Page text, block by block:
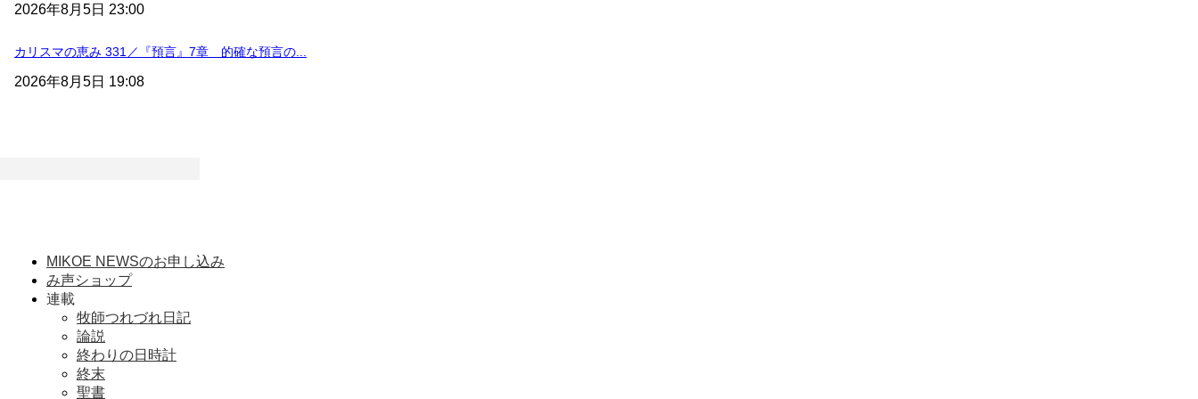
2026年8月5日 23:00
カリスマの恵み 331／『預言』7章 的確な預言の...
2026年8月5日 19:08
MIKOE NEWSのお申し込み
み声ショップ
連載
牧師つれづれ日記
論説
終わりの日時計
終末
聖書